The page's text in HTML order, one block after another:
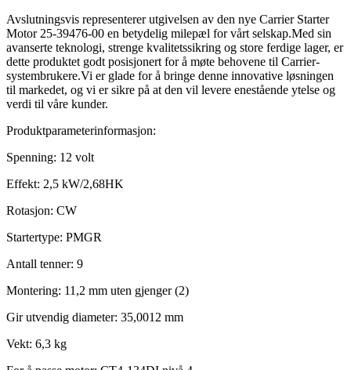
Avslutningsvis representerer utgivelsen av den nye Carrier Starter
Motor 25-39476-00 en betydelig milepæl for vårt selskap.Med sin
avanserte teknologi, strenge kvalitetssikring og store ferdige lager, er
dette produktet godt posisjonert for å møte behovene til Carrier-
systembrukere.Vi er glade for å bringe denne innovative løsningen
til markedet, og vi er sikre på at den vil levere enestående ytelse og
verdi til våre kunder.
Produktparameterinformasjon:
Spenning: 12 volt
Effekt: 2,5 kW/2,68HK
Rotasjon: CW
Startertype: PMGR
Antall tenner: 9
Montering: 11,2 mm uten gjenger (2)
Gir utvendig diameter: 35,0012 mm
Vekt: 6,3 kg